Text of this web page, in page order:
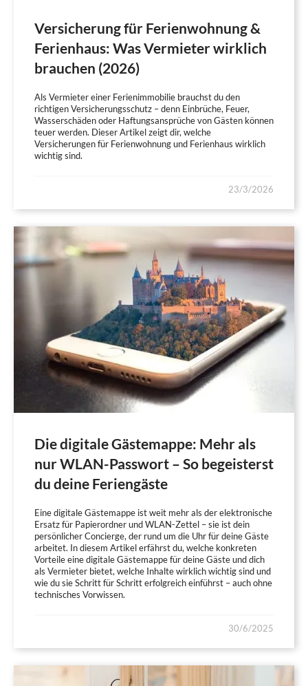
Versicherung für Ferienwohnung &
Ferienhaus: Was Vermieter wirklich
brauchen (2026)
Als Vermieter einer Ferienimmobilie brauchst du den
richtigen Versicherungsschutz – denn Einbrüche, Feuer,
Wasserschäden oder Haftungsansprüche von Gästen können
teuer werden. Dieser Artikel zeigt dir, welche
Versicherungen für Ferienwohnung und Ferienhaus wirklich
wichtig sind.
23/3/2026
Die digitale Gästemappe: Mehr als
nur WLAN-Passwort – So begeisterst
du deine Feriengäste
Eine digitale Gästemappe ist weit mehr als der elektronische
Ersatz für Papierordner und WLAN-Zettel – sie ist dein
persönlicher Concierge, der rund um die Uhr für deine Gäste
arbeitet. In diesem Artikel erfährst du, welche konkreten
Vorteile eine digitale Gästemappe für deine Gäste und dich
als Vermieter bietet, welche Inhalte wirklich wichtig sind und
wie du sie Schritt für Schritt erfolgreich einführst – auch ohne
technisches Vorwissen.
30/6/2025